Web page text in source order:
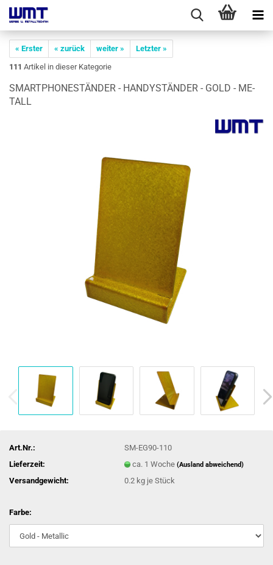
« Erster « zurück weiter »
Letzter »
111 Artikel in dieser Kategorie
SMART­PHO­NE­STÄN­DER - HAN­DY­S­TÄN­DER - GOLD - ME­
TALL
Art.Nr.:
SM-EG90-110
Lieferzeit:
ca. 1 Woche(Ausland abweichend)
Versandgewicht: 0.2 kg je Stück
Farbe: